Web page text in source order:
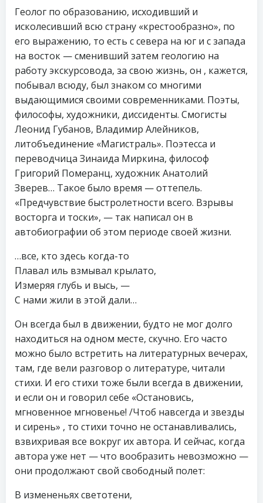
Геолог по образованию, исходивший и
исколесивший всю страну «крестообразно», по
его выражению, то есть с севера на юг и с запада
на восток — сменивший затем геологию на
работу экскурсовода, за свою жизнь, он , кажется,
побывал всюду, был знаком со многими
выдающимися своими современниками. Поэты,
философы, художники, диссиденты. Смогисты
Леонид Губанов, Владимир Алейников,
литобъединение «Магистраль». Поэтесса и
переводчица Зинаида Миркина, философ
Григорий Померанц, художник Анатолий
Зверев… Такое было время — оттепель.
«Предчувствие быстролетности всего. Взрывы
восторга и тоски», — так написал он в
автобиографии об этом периоде своей жизни.
…все, кто здесь когда-то
Плавал иль взмывал крылато,
Измеряя глубь и высь, —
С нами жили в этой дали…
Он всегда был в движении, будто не мог долго
находиться на одном месте, скучно. Его часто
можно было встретить на литературных вечерах,
там, где вели разговор о литературе, читали
стихи. И его стихи тоже были всегда в движении,
и если он и говорил себе «Остановись,
мгновенное мгновенье! /Чтоб навсегда и звезды
и сирень» , то стихи точно не останавливались,
взвихривая все вокруг их автора. И сейчас, когда
автора уже нет — что вообразить невозможно —
они продолжают свой свободный полет:
В измененьях светотени,